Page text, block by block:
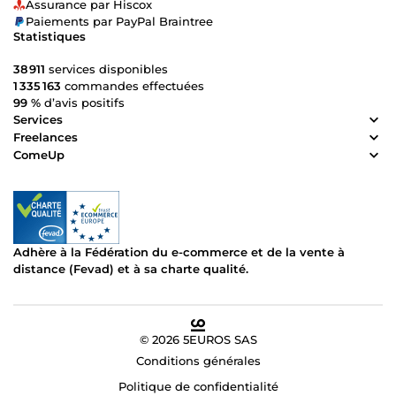
Assurance par Hiscox
Paiements par PayPal Braintree
Statistiques
38 911 services disponibles
1 335 163 commandes effectuées
99 % d’avis positifs
Services
Freelances
ComeUp
Adhère à la Fédération du e-commerce et de la vente à
distance (Fevad) et à sa charte qualité.
© 2026 5EUROS SAS
Conditions générales
Politique de confidentialité